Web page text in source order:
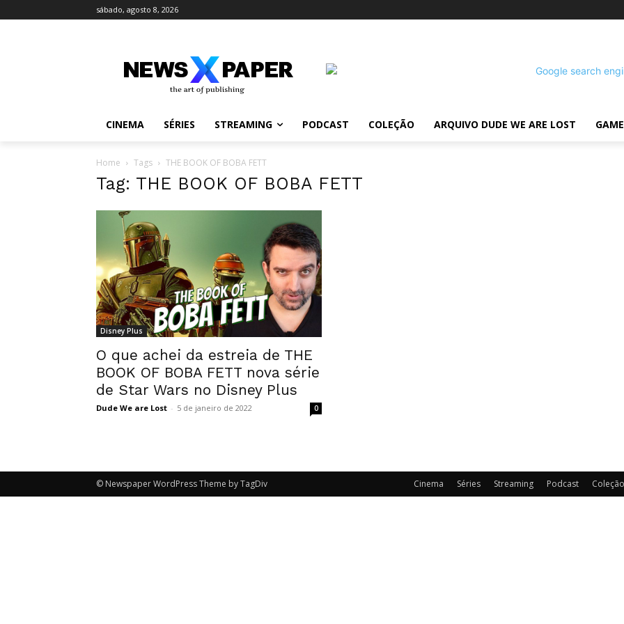
sábado, agosto 8, 2026
CINEMA SÉRIES STREAMING PODCAST COLEÇÃO ARQUIVO DUDE WE ARE LOST
Home Tags THE BOOK OF BOBA FETT
Tag: THE BOOK OF BOBA FETT
Disney Plus
O que achei da estreia de THE
BOOK OF BOBA FETT nova série
de Star Wars no Disney Plus
Dude We are Lost - 5 de janeiro de 2022 0
Cinema Séries Streaming Podcast Coleção
© Newspaper WordPress Theme by TagDiv